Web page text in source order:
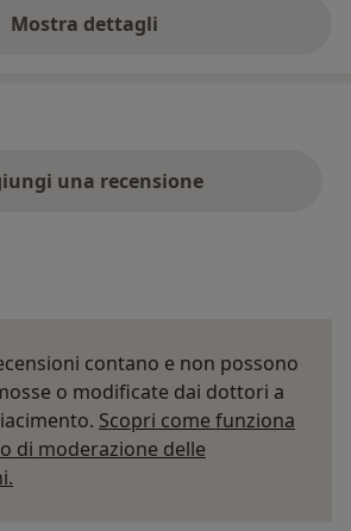
Mostra dettagli
sull'indirizzo
una recensione
contano e non possono
o modificate dai dottori a
Scopri come funziona
di moderazione delle